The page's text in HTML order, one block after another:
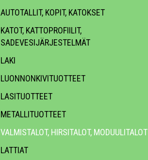
AUTOTALLIT, KOPIT, KATOKSET
KATOT, KATTOPROFIILIT,
SADEVESIJÄRJESTELMÄT
LAKI
LUONNONKIVITUOTTEET
LASITUOTTEET
METALLITUOTTEET
VALMISTALOT, HIRSITALOT, MODUULITALOT
LATTIAT